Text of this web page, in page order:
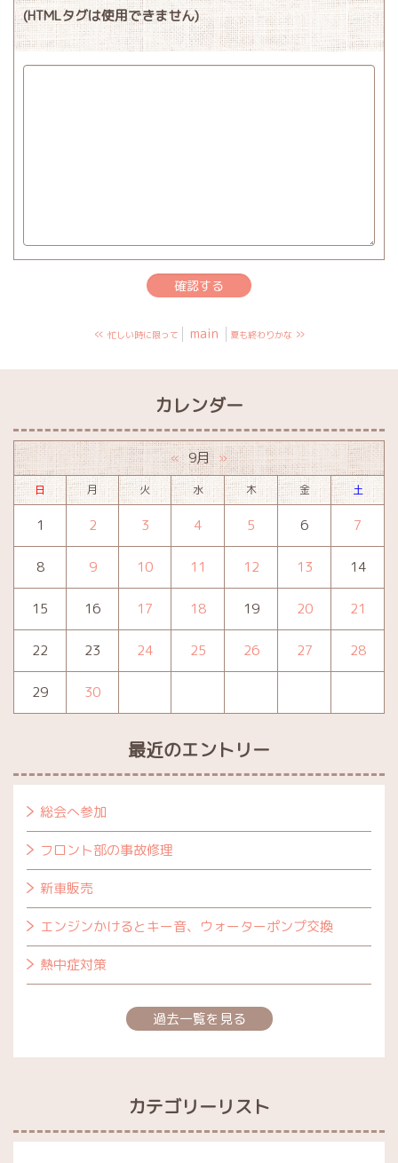
(HTMLタグは使用できません)
« 忙しい時に限って main 夏も終わりかな »
カレンダー
« 9月 »
日 月 火 水 木 金 土
1 2 3 4 5 6 7
8 9 10 11 12 13 14
15 16 17 18 19 20 21
22 23 24 25 26 27 28
29 30
最近のエントリー
総会へ参加
フロント部の事故修理
新車販売
エンジンかけるとキー音、ウォーターポンプ交換
熱中症対策
過去一覧を見る
カテゴリーリスト